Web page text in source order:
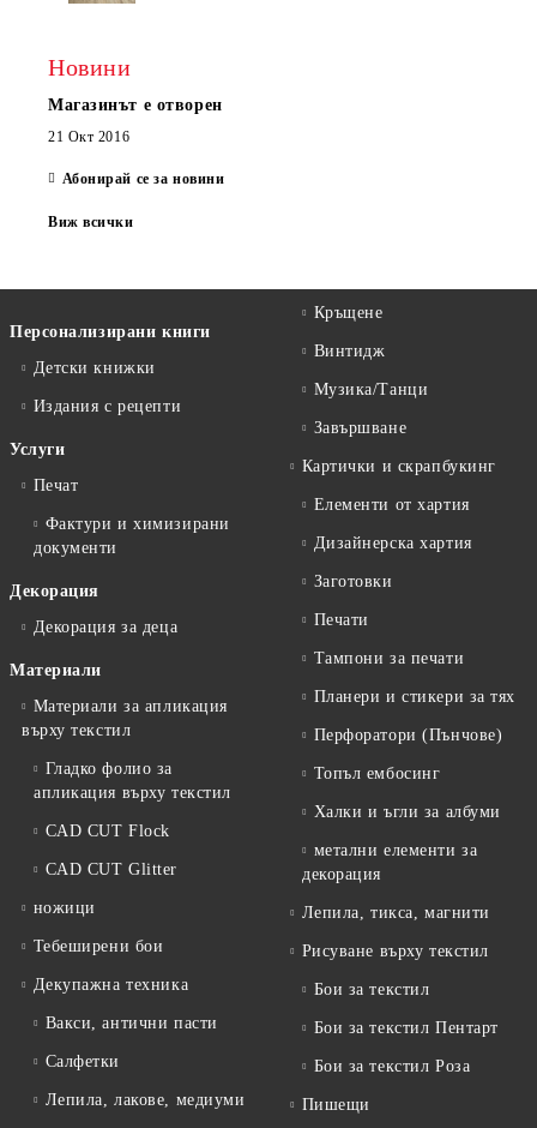
Новини
Магазинът е отворен
21 Окт 2016
Абонирай се за новини
Виж всички
Персонализирани книги
Детски книжки
Издания с рецепти
Услуги
Печат
Фактури и химизирани
документи
Декорация
Декорация за деца
Материали
Материали за апликация
върху текстил
Гладко фолио за
апликация върху текстил
CAD CUT Flock
CAD CUT Glitter
ножици
Тебеширени бои
Декупажна техника
Вакси, антични пасти
Салфетки
Лепила, лакове, медиуми
Кръщене
Винтидж
Музика/Танци
Завършване
Картички и скрапбукинг
Елементи от хартия
Дизайнерска хартия
Заготовки
Печати
Тампони за печати
Планери и стикери за тях
Перфоратори (Пънчове)
Топъл ембосинг
Халки и ъгли за албуми
метални елементи за
декорация
Лепила, тикса, магнити
Рисуване върху текстил
Бои за текстил
Бои за текстил Пентарт
Бои за текстил Роза
Пишещи